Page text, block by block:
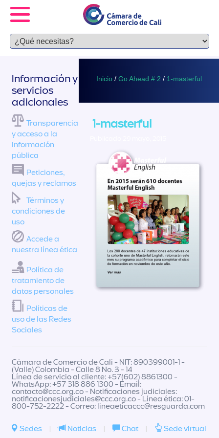
Inicio / Go Ahead # 2 / 1-masterful
1-masterful
Información y
servicios
adicionales
Transparencia
y acceso a la
información
pública
Peticiones,
quejas y reclamos
Términos y
condiciones de
uso
Accede a
nuestra línea ética
Política de
tratamiento de
datos personales
Políticas de
uso de las Redes
Sociales
Cámara de Comercio de Cali - NIT: 890399001-1 -
(Valle) Colombia - Calle 8 No. 3 - 14
Línea de servicio al cliente: +57(602) 8861300 -
WhatsApp: +57 318 886 1300 - Email:
contacto@ccc.org.co- Notificaciones judiciales:
notificacionesjudiciales@ccc.org.co- Línea ética: 01-
800-752-2222 - Correo: lineaeticaccc@resguarda.com
Sedes | Noticias | Chat | Sede virtual